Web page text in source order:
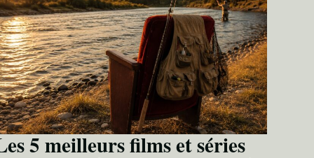
5 meilleurs films et séries